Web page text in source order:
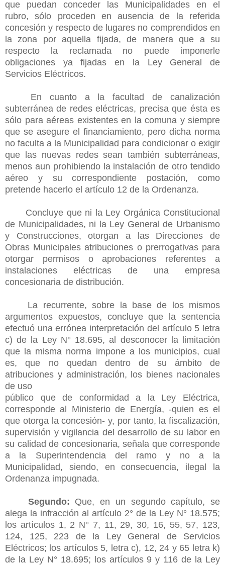
que puedan conceder las Municipalidades en el
rubro, sólo proceden en ausencia de la referida
concesión y respecto de lugares no comprendidos en
la zona por aquella fijada, de manera que a su
respecto la reclamada no puede imponerle
obligaciones ya fijadas en la Ley General de
Servicios Eléctricos.
En cuanto a la facultad de canalización
subterránea de redes eléctricas, precisa que ésta es
sólo para aéreas existentes en la comuna y siempre
que se asegure el financiamiento, pero dicha norma
no faculta a la Municipalidad para condicionar o exigir
que las nuevas redes sean también subterráneas,
menos aun prohibiendo la instalación de otro tendido
aéreo y su correspondiente postación, como
pretende hacerlo el artículo 12 de la Ordenanza.
Concluye que ni la Ley Orgánica Constitucional
de Municipalidades, ni la Ley General de Urbanismo
y Construcciones, otorgan a las Direcciones de
Obras Municipales atribuciones o prerrogativas para
otorgar permisos o aprobaciones referentes a
instalaciones eléctricas de una empresa
concesionaria de distribución.
La recurrente, sobre la base de los mismos
argumentos expuestos, concluye que la sentencia
efectuó una errónea interpretación del artículo 5 letra
c) de la Ley N° 18.695, al desconocer la limitación
que la misma norma impone a los municipios, cual
es, que no quedan dentro de su ámbito de
atribuciones y administración, los bienes nacionales
de uso
público que de conformidad a la Ley Eléctrica,
corresponde al Ministerio de Energía, -quien es el
que otorga la concesión- y, por tanto, la fiscalización,
supervisión y vigilancia del desarrollo de su labor en
su calidad de concesionaria, señala que corresponde
a la Superintendencia del ramo y no a la
Municipalidad, siendo, en consecuencia, ilegal la
Ordenanza impugnada.
Segundo: Que, en un segundo capítulo, se
alega la infracción al artículo 2° de la Ley N° 18.575;
los artículos 1, 2 N° 7, 11, 29, 30, 16, 55, 57, 123,
124, 125, 223 de la Ley General de Servicios
Eléctricos; los artículos 5, letra c), 12, 24 y 65 letra k)
de la Ley N° 18.695; los artículos 9 y 116 de la Ley